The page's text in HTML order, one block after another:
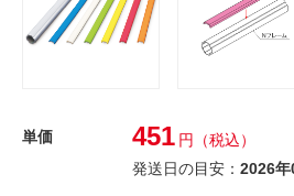
単価 451 円
（税込）
発送日の目安： 2026年